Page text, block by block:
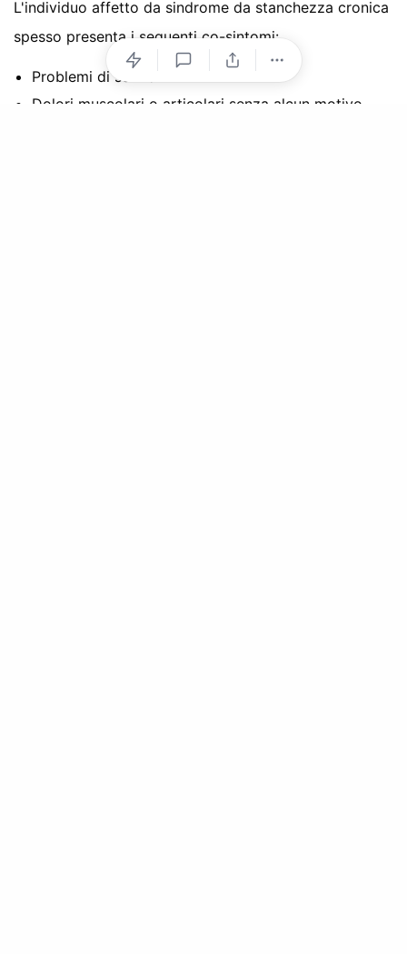
L'individuo affetto da sindrome da stanchezza cronica
spesso presenta i seguenti co-sintomi:
Problemi di sonno
Dolori muscolari o articolari senza alcun motivo